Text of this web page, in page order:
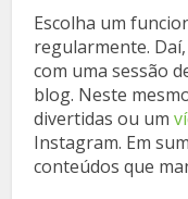
Escolha um
regularmente.
com uma sessão
blog. Neste
divertidas ou um
Instagram. Em
conteúdos que